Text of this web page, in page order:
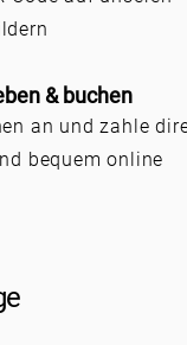
& buchen
an und zahle
bequem online